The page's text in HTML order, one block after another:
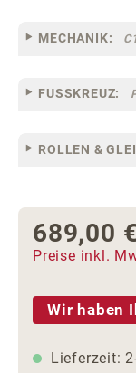
MECHANIK:
FUSSKREUZ:
ROLLEN &
Regulärer
689,00 €
Preise inkl.
Wir haben
Lieferzeit: